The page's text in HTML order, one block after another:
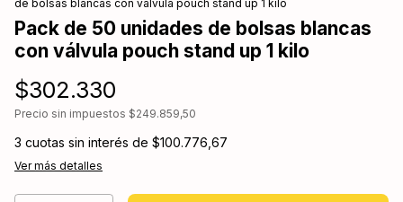
de bolsas blancas con válvula pouch stand up 1 kilo
Pack de 50 unidades de bolsas blancas
con válvula pouch stand up 1 kilo
$302.330
Precio sin impuestos $249.859,50
3 cuotas sin interés de $100.776,67
Ver más detalles